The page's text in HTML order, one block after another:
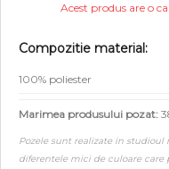
Acest produs are o
Compozitie material:
100% poliester
Marimea produsului pozat:
Pozele sunt realizate in
diferentele mici de culoare care